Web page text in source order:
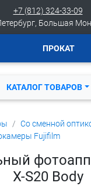
+7 (812) 324-33-09
Большая
ПРОКАТ
КАТАЛОГ ТОВАРОВ
Со сменной
Fujifilm
X-S20 Body